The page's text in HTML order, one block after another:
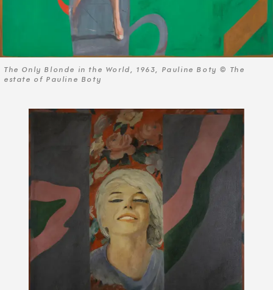
The Only Blonde in the World, 1963, Pauline Boty © The
estate of Pauline Boty